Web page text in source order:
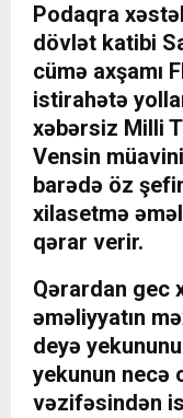
Podaqra
dövlət katibi
cümə axşamı
istirahətə
xəbərsiz Milli
Vensin
barədə öz
xilasetmə
qərar verir.
Qərardan gec
əməliyyatın
deyə
yekunun necə
vəzifəsindən